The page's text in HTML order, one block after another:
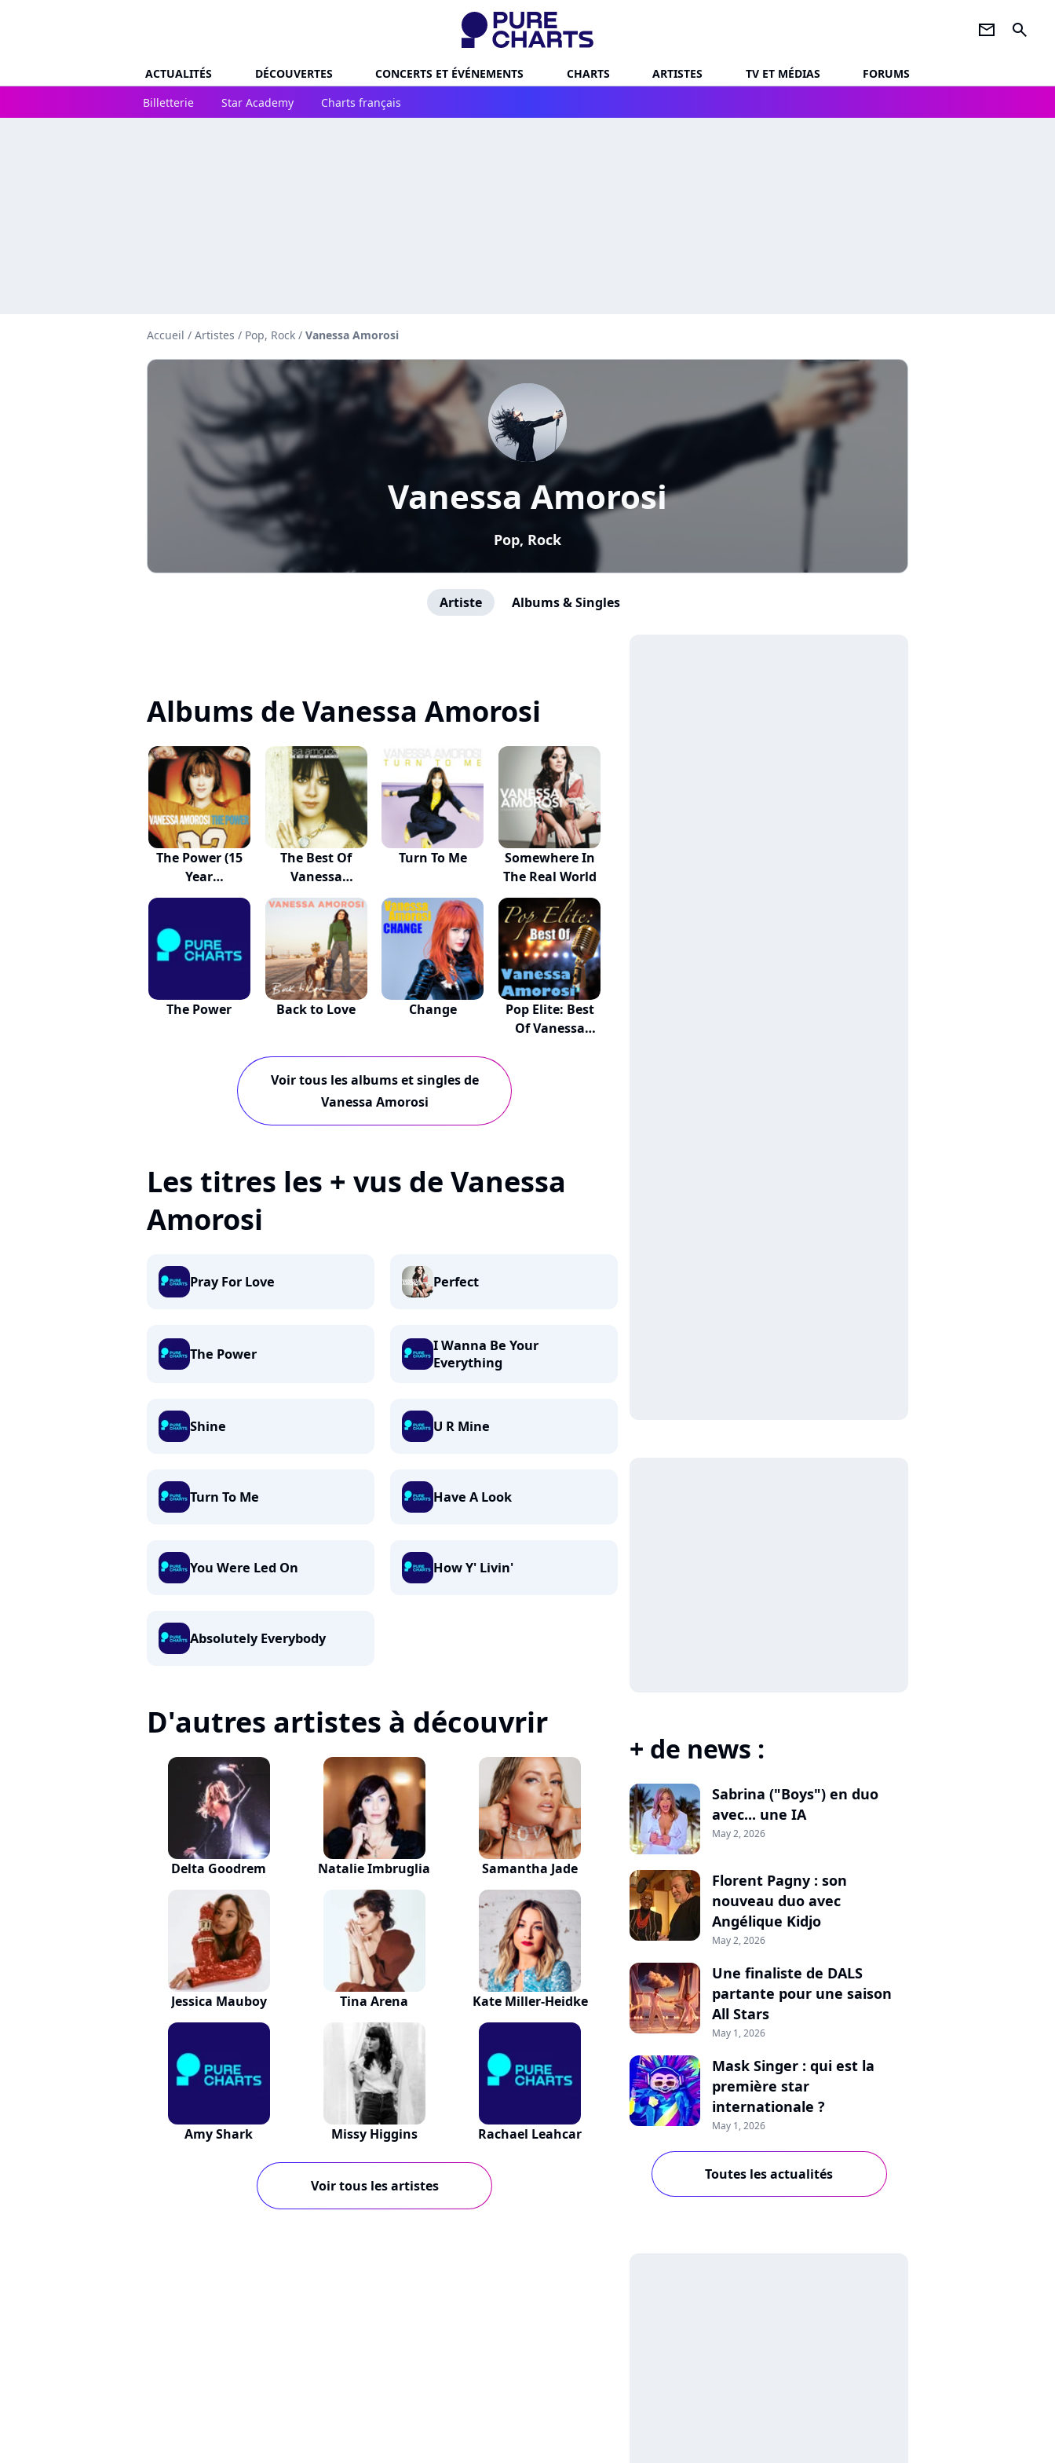
newsletter search
ACTUALITÉS DÉCOUVERTES CONCERTS ET ÉVÉNEMENTS CHARTS ARTISTES TV ET MÉDIAS
FORUMS
Billetterie
Star Academy Charts français
Accueil / Artistes / Pop, Rock / Vanessa Amorosi
Vanessa Amorosi
Pop, Rock
Artiste Albums & Singles
Albums de Vanessa Amorosi
The Power (15
Year
Anniversar...
The Best Of
Vanessa
Amorosi
Turn To Me
Somewhere In
The Real World
The Power Back to Love Change
Pop Elite: Best
Of Vanessa
Voir tous les albums et singles de
Vanessa Amorosi
Les titres les + vus de Vanessa
Amorosi
Pray For Love Perfect
The Power
I Wanna Be Your
Everything
Shine U R Mine
Turn To Me Have A Look
You Were Led On How Y' Livin'
Absolutely Everybody
D'autres artistes à découvrir
Delta Goodrem Natalie Imbruglia Samantha Jade
Jessica Mauboy Tina Arena Kate Miller-Heidke
Amy Shark Missy Higgins Rachael Leahcar
Voir tous les artistes
+ de news :
Sabrina ("Boys") en duo
avec... une IA
May 2, 2026
Florent Pagny : son
nouveau duo avec
Angélique Kidjo
May 2, 2026
Une finaliste de DALS
partante pour une saison
All Stars
May 1, 2026
Mask Singer : qui est la
première star
internationale ?
May 1, 2026
Toutes les actualités